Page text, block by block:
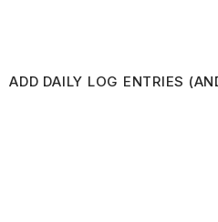
ADD DAILY LOG ENTRIES